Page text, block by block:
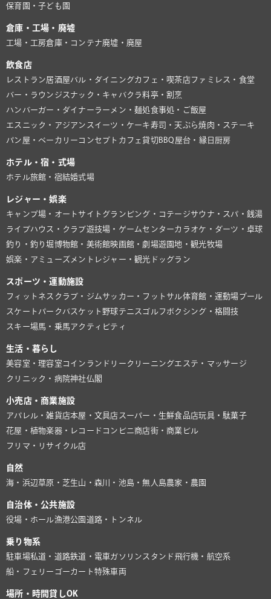
保育園・子ども園
倉庫・工場・廃墟
工場・工房倉庫・コンテナ廃墟・廃屋
飲食店
レストラン居酒屋バル・ダイニングカフェ・喫茶店ファミレス・食堂
バー・ラウンジ スナック・キャバクラ料亭・割烹
ハンバーガー・ダイナーラーメン・麺処食事処・ご飯屋
エスニック・アジアン スイーツ・ケーキ寿司・天ぷら焼肉・ステーキ
パン屋・ベーカリー コンセプトカフェ貸切BBQ 屋台・縁日 厨房
ホテル・宿・式場
ホテル旅館・宿結婚式場
レジャー・娯楽
キャンプ場・オートサイト グランピング・コテージサウナ・スパ・銭湯
ライブハウス・クラブ遊技場・ゲームセンターカラオケ・ダーツ・卓球
釣り・釣り堀博物館・美術館映画館・劇場遊園地・観光牧場
娯楽・アミューズメント レジャー・観光 ドッグラン
スポーツ・運動施設
フィットネスクラブ・ジム サッカー・フットサル体育館・運動場プール
スケートパーク バスケット 野球テニス ゴルフ ボクシング・格闘技
スキー場馬・乗馬アクティビティ
生活・暮らし
美容室・理容室 コインランドリー クリーニングエステ・マッサージ
クリニック・病院神社仏閣
小売店・商業施設
アパレル・雑貨店本屋・文具店 スーパー・生鮮食品店玩具・駄菓子
花屋・植物楽器・レコード コンビニ商店街・商業ビル
フリマ・リサイクル店
自然
海・浜辺 草原・芝生山・森川・池島・無人島農家・農園
自治体・公共施設
役場・ホール漁港公園 道路・トンネル
乗り物系
駐車場私道・道路鉄道・電車 ガソリンスタンド 飛行機・航空系
船・フェリー ゴーカート特殊車両
場所・時間貸しOK